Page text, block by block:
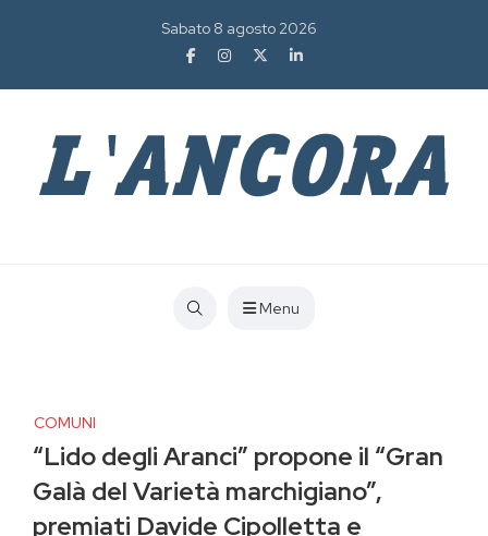
Sabato 8 agosto 2026
Menu
COMUNI
“Lido degli Aranci” propone il “Gran
Galà del Varietà marchigiano”,
premiati Davide Cipolletta e